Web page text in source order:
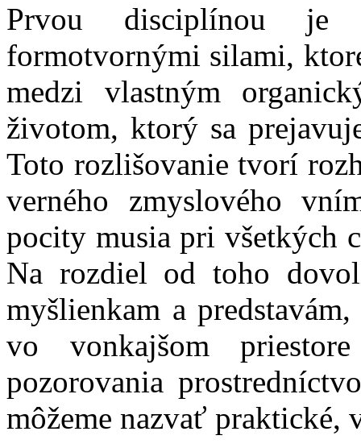
Prvou disciplínou je
formotvornými silami,
medzi vlastným
životom, ktorý sa
Toto rozlišovanie tvorí
verného zmyslového
pocity musia pri všetkých
Na rozdiel od toho
myšlienkam a
vo vonkajšom
pozorovania
môžeme nazvať praktické,